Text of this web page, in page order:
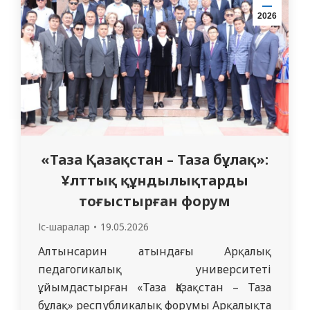
білім беру мен медицина саласындағы
мемлекеттік саясаттың негізгі
бағыттарын түсіндіруге ерекше назар
аударылды. Кафедра ассистенті…
2026
«Таза Қазақстан – Таза бұлақ»:
Ұлттық құндылықтарды
тоғыстырған форум
Іс-шаралар 19.05.2026
Алтынсарин атындағы Арқалық
педагогикалық университеті
ұйымдастырған «Таза Қазақстан – Таза
бұлақ» республикалық форумы Арқалықта